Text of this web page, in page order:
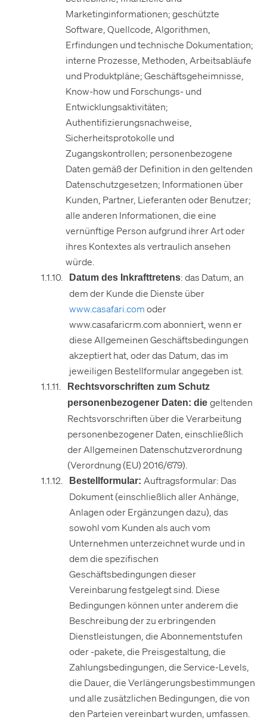
Marketinginformationen; geschützte
Software, Quellcode, Algorithmen,
Erfindungen und technische Dokumentation;
interne Prozesse, Methoden, Arbeitsabläufe
und Produktpläne; Geschäftsgeheimnisse,
Know-how und Forschungs- und
Entwicklungsaktivitäten;
Authentifizierungsnachweise,
Sicherheitsprotokolle und
Zugangskontrollen; personenbezogene
Daten gemäß der Definition in den geltenden
Datenschutzgesetzen; Informationen über
Kunden, Partner, Lieferanten oder Benutzer;
alle anderen Informationen, die eine
vernünftige Person aufgrund ihrer Art oder
ihres Kontextes als vertraulich ansehen
würde.
Datum des Inkrafttretens: das Datum, an
dem der Kunde die Dienste über
www.casafari.comoder
www.casafaricrm.com abonniert, wenn er
diese Allgemeinen Geschäftsbedingungen
akzeptiert hat, oder das Datum, das im
jeweiligen Bestellformular angegeben ist.
Rechtsvorschriften zum Schutz
personenbezogener Daten: die geltenden
Rechtsvorschriften über die Verarbeitung
personenbezogener Daten, einschließlich
der Allgemeinen Datenschutzverordnung
(Verordnung (EU) 2016/679).
Bestellformular: Auftragsformular: Das
Dokument (einschließlich aller Anhänge,
Anlagen oder Ergänzungen dazu), das
sowohl vom Kunden als auch vom
Unternehmen unterzeichnet wurde und in
dem die spezifischen
Geschäftsbedingungen dieser
Vereinbarung festgelegt sind. Diese
Bedingungen können unter anderem die
Beschreibung der zu erbringenden
Dienstleistungen, die Abonnementstufen
oder -pakete, die Preisgestaltung, die
Zahlungsbedingungen, die Service-Levels,
die Dauer, die Verlängerungsbestimmungen
und alle zusätzlichen Bedingungen, die von
den Parteien vereinbart wurden, umfassen.